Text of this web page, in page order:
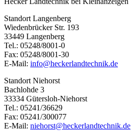
Standort Langenberg
Wiedenbrücker Str. 193
33449 Langenberg
Tel.: 05248/8001-0
Fax: 05248/8001-30
E-Mail: info@heckerlandtechnik.de
Standort Niehorst
Bachlohde 3
33334 Gütersloh-Niehorst
Tel.: 05241/36629
Fax: 05241/300077
E-Mail: niehorst@heckerlandtechnik.de